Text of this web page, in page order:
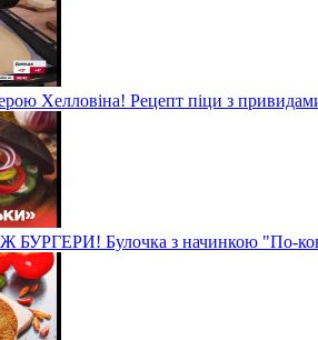
Хелловіна! Рецепт піци з
Булочка з начинкою "По-